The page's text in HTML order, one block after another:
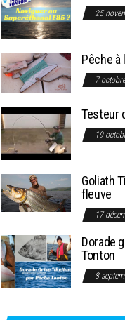
25
Pêche à
7
Testeur
19
Goliath
fleuve
17
Dorade
Tonton
8